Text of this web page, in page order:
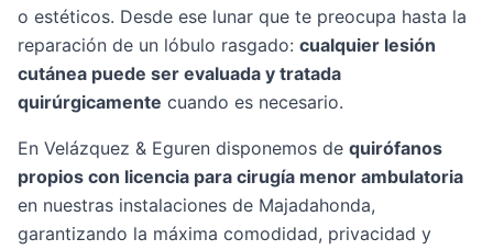
o estéticos. Desde ese lunar que te preocupa hasta la
reparación de un lóbulo rasgado: cualquier lesión
cutánea puede ser evaluada y tratada
quirúrgicamente cuando es necesario.
En Velázquez & Eguren disponemos de quirófanos
propios con licencia para cirugía menor ambulatoria
en nuestras instalaciones de Majadahonda,
garantizando la máxima comodidad, privacidad y